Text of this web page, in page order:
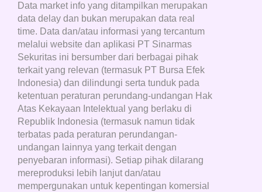
Data market info yang ditampilkan merupakan
data delay dan bukan merupakan data real
time. Data dan/atau informasi yang tercantum
melalui website dan aplikasi PT Sinarmas
Sekuritas ini bersumber dari berbagai pihak
terkait yang relevan (termasuk PT Bursa Efek
Indonesia) dan dilindungi serta tunduk pada
ketentuan peraturan perundang-undangan Hak
Atas Kekayaan Intelektual yang berlaku di
Republik Indonesia (termasuk namun tidak
terbatas pada peraturan perundangan-
undangan lainnya yang terkait dengan
penyebaran informasi). Setiap pihak dilarang
mereproduksi lebih lanjut dan/atau
mempergunakan untuk kepentingan komersial